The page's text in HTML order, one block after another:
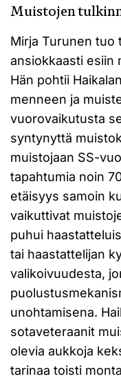
Muistojen
Mirja Turunen tuo
ansiokkaasti esiin
Hän pohtii
menneen ja
vuorovaikutusta
syntynyttä
muistojaan SS-
tapahtumia noin
etäisyys samoin
vaikuttivat
puhui
tai haastattelijan
valikoivuudesta,
unohtamisena.
sotaveteraanit
olevia aukkoja
tarinaa toisti